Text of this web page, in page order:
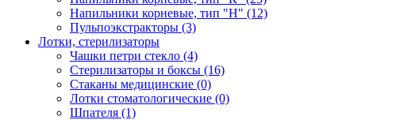
Напильники корневые, тип "Н" (12)
Пульпоэкстракторы (3)
Лотки, стерилизаторы
Чашки петри стекло (4)
Стерилизаторы и боксы (16)
Стаканы медицинские (0)
Лотки стоматологические (0)
Шпателя (1)